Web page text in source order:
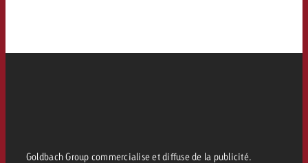
Goldbach Group commercialise et diffuse de la publicité.